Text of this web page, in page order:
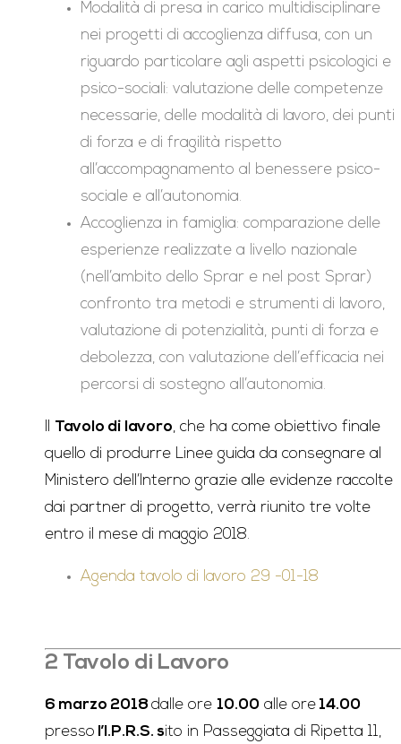
Modalità di presa in carico multidisciplinare
nei progetti di accoglienza diffusa, con un
riguardo particolare agli aspetti psicologici e
psico-sociali: valutazione delle competenze
necessarie, delle modalità di lavoro, dei punti
di forza e di fragilità rispetto
all’accompagnamento al benessere psico-
sociale e all’autonomia.
Accoglienza in famiglia: comparazione delle
esperienze realizzate a livello nazionale
(nell’ambito dello Sprar e nel post Sprar)
confronto tra metodi e strumenti di lavoro,
valutazione di potenzialità, punti di forza e
debolezza, con valutazione dell’efficacia nei
percorsi di sostegno all’autonomia.
Tavolo di lavoro, che ha come obiettivo finale
quello di produrre Linee guida da consegnare al
Ministero dell’Interno grazie alle evidenze raccolte
dai partner di progetto, verrà riunito tre volte
entro il mese di maggio 2018.
Agenda tavolo di lavoro 29 -01-18
2 Tavolo di Lavoro
6 marzo 2018 dalle ore 10.00 alle ore 14.00
presso l’I.P.R.S. sito in Passeggiata di Ripetta 11,